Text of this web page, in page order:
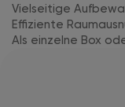
Vielseitige
Effiziente
Als einzelne Box